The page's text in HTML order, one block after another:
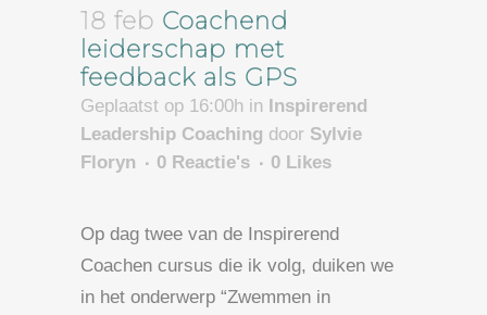
18 feb Coachend
leiderschap met
feedback als GPS
Geplaatst op 16:00h in Inspirerend
Leadership Coaching door Sylvie
Floryn
0 Reactie's 0 Likes
Op dag twee van de Inspirerend
Coachen cursus die ik volg, duiken we
in het onderwerp “Zwemmen in